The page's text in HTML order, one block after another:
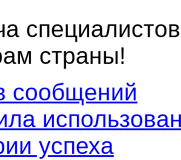
страны!
сообщений
успеха